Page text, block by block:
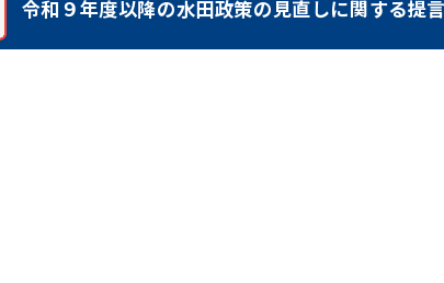
令和９年度以降の水田政策の見直しに関する提言
（新しいタブで開く）